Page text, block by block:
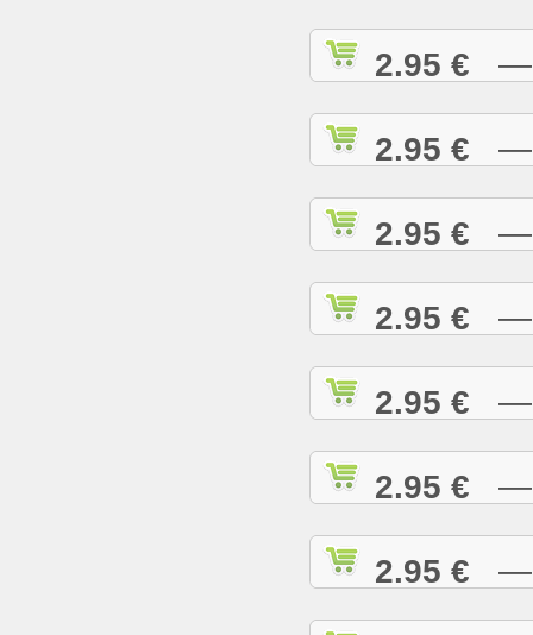
2.95 € —
2.95 € —
2.95 € —
2.95 € —
2.95 € —
2.95 € —
2.95 € —